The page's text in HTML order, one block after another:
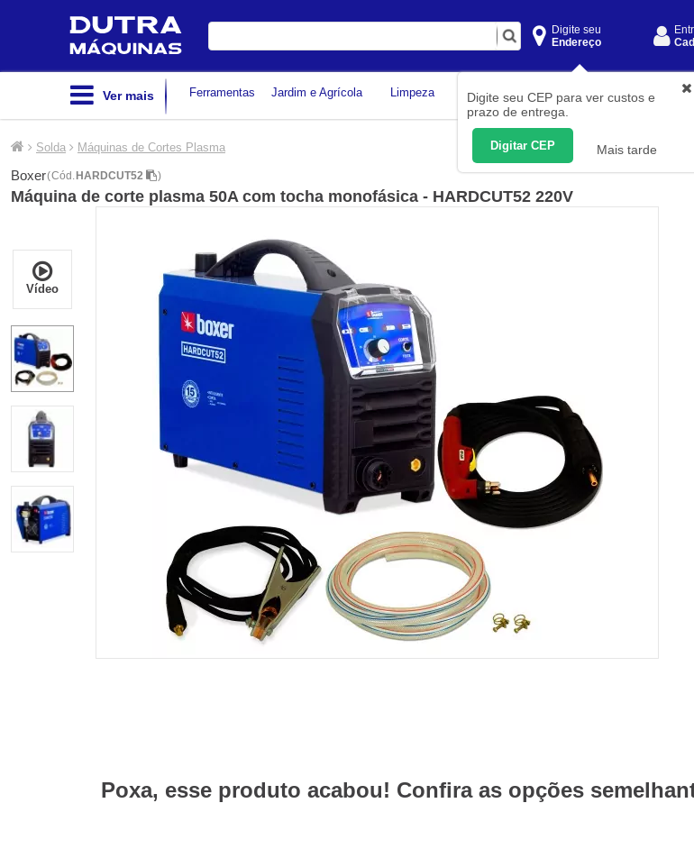
Digite
Digite seu
Endereço
Digite seu CEP para ver custos e
prazo de entrega.
Digitar CEP Mais tarde
Ver mais Ferramentas Jardim e Agrícola Limpeza Construção Civil
Medição
Solda Máquinas de Cortes Plasma
Boxer(Cód. HARDCUT52 )
Máquina de corte plasma 50A com tocha monofásica - HARDCUT52 220V
Vídeo
Poxa, esse produto acabou! Confira as opções